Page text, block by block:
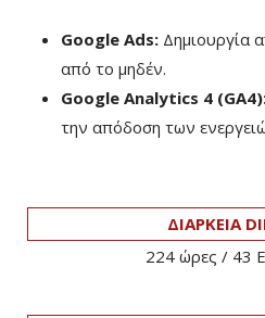
Google Ads: Δημιουργία
από το μηδέν.
Google Analytics 4
την απόδοση των
ΔΙΑΡΚΕΙΑ
224 ώρες / 43